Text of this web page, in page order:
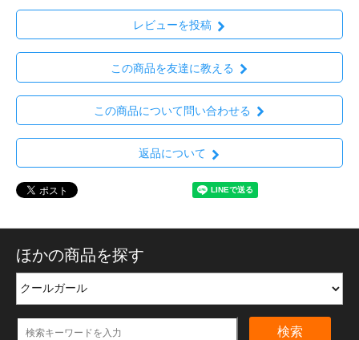
レビューを投稿
この商品を友達に教える
この商品について問い合わせる
返品について
ほかの商品を探す
検索